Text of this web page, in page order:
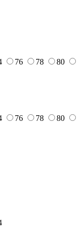
76 78
80
76 78
80